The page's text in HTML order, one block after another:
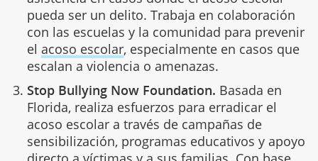
pueda ser un delito. Trabaja en colaboración
con las escuelas y la comunidad para prevenir
el acoso escolar, especialmente en casos que
escalan a violencia o amenazas.
Stop Bullying Now Foundation. Basada en
Florida, realiza esfuerzos para erradicar el
acoso escolar a través de campañas de
sensibilización, programas educativos y apoyo